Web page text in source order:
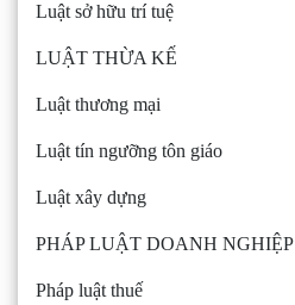
Luật sở hữu trí tuệ
LUẬT THỪA KẾ
Luật thương mại
Luật tín ngưỡng tôn giáo
Luật xây dựng
PHÁP LUẬT DOANH NGHIỆP
Pháp luật thuế